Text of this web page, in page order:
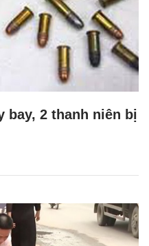
bay, 2 thanh niên bị